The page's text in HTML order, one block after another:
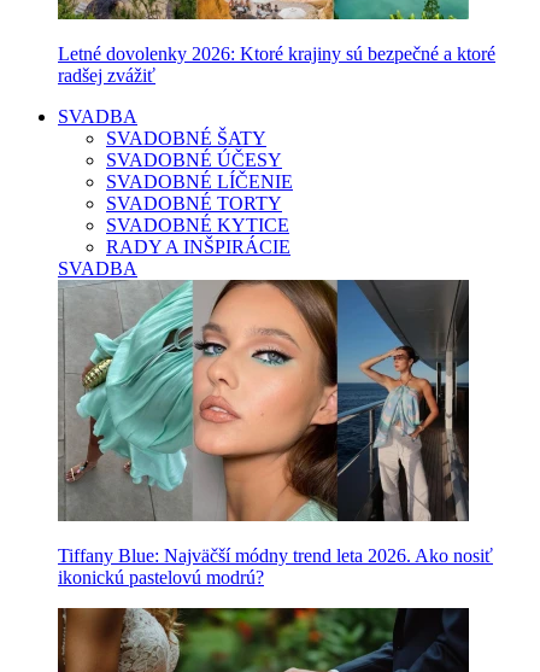
Letné dovolenky 2026: Ktoré krajiny sú bezpečné a ktoré
radšej zvážiť
SVADBA
SVADOBNÉ ŠATY
SVADOBNÉ ÚČESY
SVADOBNÉ LÍČENIE
SVADOBNÉ TORTY
SVADOBNÉ KYTICE
RADY A INŠPIRÁCIE
SVADBA
Tiffany Blue: Najväčší módny trend leta 2026. Ako nosiť
ikonickú pastelovú modrú?